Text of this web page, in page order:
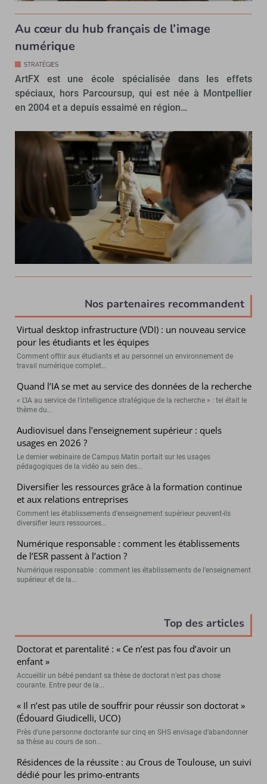
Au cœur du hub français de l’image
numérique
STRATÉGIES
ArtFX est une école spécialisée dans les effets
spéciaux, hors Parcoursup, qui est née à Montpellier
en 2004 et a depuis essaimé en région…
Nos partenaires recommandent
Virtual desktop infrastructure (VDI) : un nouveau service
pour les étudiants et les équipes
Comment offrir aux étudiants et au personnel un environnement de
travail numérique complet...
Quand l’IA se met au service des données de la recherche
« L’IA au service de l’intelligence stratégique de la recherche » : tel était le
thème du...
Audiovisuel dans l’enseignement supérieur : quels
usages en 2026 ?
Le dernier webinaire de Campus Matin portait sur les usages
pédagogiques de la vidéo au sein des...
Diversifier les ressources grâce à la formation continue
et aux relations entreprises
Comment les établissements d’enseignement supérieur peuvent-ils
diversifier leurs ressources...
Numérique responsable : comment les établissements
de l’ESR passent à l’action ?
Numérique responsable : comment les établissements de l’enseignement
supérieur et de la...
Top des articles
Doctorat et parentalité : « Ce n’est pas fou d’avoir un
enfant »
Accueillir un bébé pendant sa thèse de doctorat n’est pas chose
courante. Entre peur de la...
« Il n’est pas utile de souffrir pour réussir son doctorat »
(Édouard Giudicelli, UCO)
Près d’une personne doctorante sur cinq en SHS envisage d’abandonner
sa thèse au cours de son...
Résidences de la réussite : au Crous de Toulouse, un suivi
dédié pour les primo-entrants